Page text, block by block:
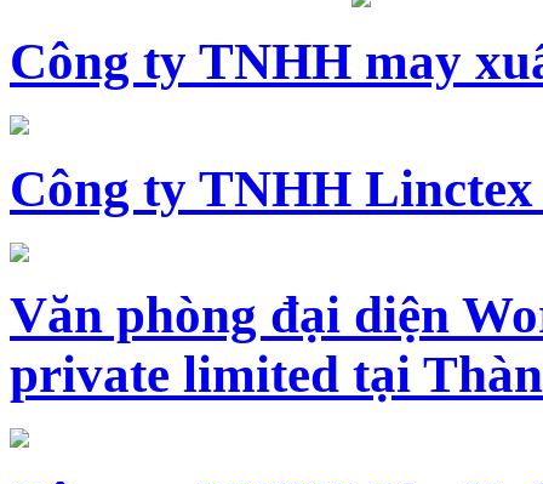
Công ty TNHH may
Công ty TNHH Linctex
Văn phòng đại diện
private limited tại